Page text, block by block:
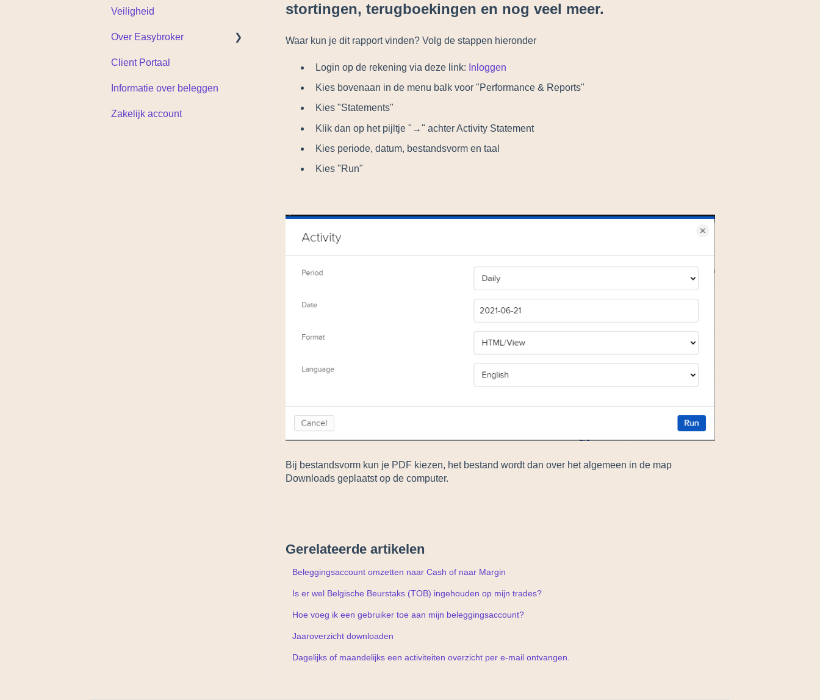
stortingen, terugboekingen en nog veel meer.
Waar kun je dit rapport vinden? Volg de stappen hieronder
Login op de rekening via deze link: Inloggen
Kies bovenaan in de menu balk voor "Performance & Reports"
Kies "Statements"
Klik dan op het pijltje " →" achter Activity Statement
Kies periode, datum, bestandsvorm en taal
Kies "Run"
Bij bestandsvorm kun je PDF kiezen, het bestand wordt dan over het algemeen in de map
Downloads geplaatst op de computer.
Gerelateerde artikelen
Beleggingsaccount omzetten naar Cash of naar Margin
Is er wel Belgische Beurstaks (TOB) ingehouden op mijn trades?
Hoe voeg ik een gebruiker toe aan mijn beleggingsaccount?
Jaaroverzicht downloaden
Dagelijks of maandelijks een activiteiten overzicht per e-mail ontvangen.
Veiligheid
Over Easybroker
Documenten
Client Portaal
Informatie over beleggen
Zakelijk account